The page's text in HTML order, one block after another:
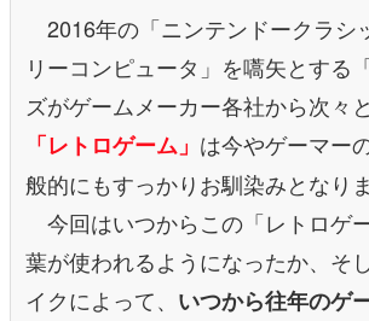
2016年の「ニンテンドークラシ
リーコンピュータ」を嚆矢とする
ズがゲームメーカー各社から次々
「レトロゲーム」 は今やゲーマー
般的にもすっかりお馴染みとなりま
今回はいつからこの「レトロゲ
葉が使われるようになったか、そ
イクによって、 いつから往年のゲ